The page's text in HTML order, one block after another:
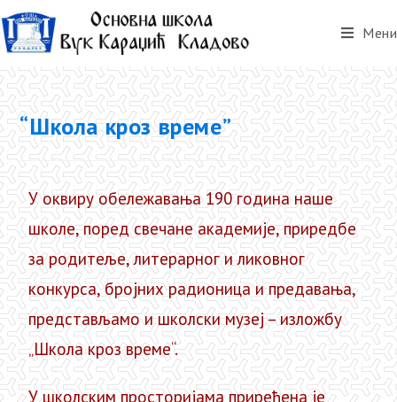
Мени
“Школа кроз време”
У оквиру обележавања 190 година наше
школе, поред свечане академије, приредбе
за родитеље, литерарног и ликовног
конкурса, бројних радионица и предавања,
представљамо и школски музеј – изложбу
„Школа кроз време“.
У школским просторијама приређена је